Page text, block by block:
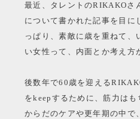
最近、タレントのRIKAKOさ
について書かれた記事を目に
っぱり、素敵に歳を重ねて、
い女性って、内面とか考え方
後数年で60歳を迎える
をkeepするために、筋力はも
からだのケアや更年期の中で